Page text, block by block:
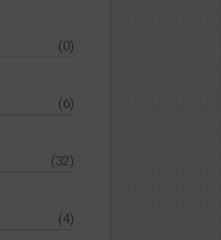
(0)
(6)
(32)
(4)